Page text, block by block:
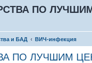
ПО ЛУЧШИМ
и БАД ВИЧ-инфекция
ПО ЛУЧШИМ